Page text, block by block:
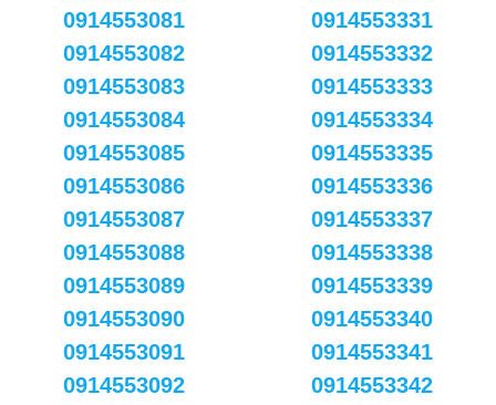
0914553081
0914553082
0914553083
0914553084
0914553085
0914553086
0914553087
0914553088
0914553089
0914553090
0914553091
0914553092
0914553331
0914553332
0914553333
0914553334
0914553335
0914553336
0914553337
0914553338
0914553339
0914553340
0914553341
0914553342